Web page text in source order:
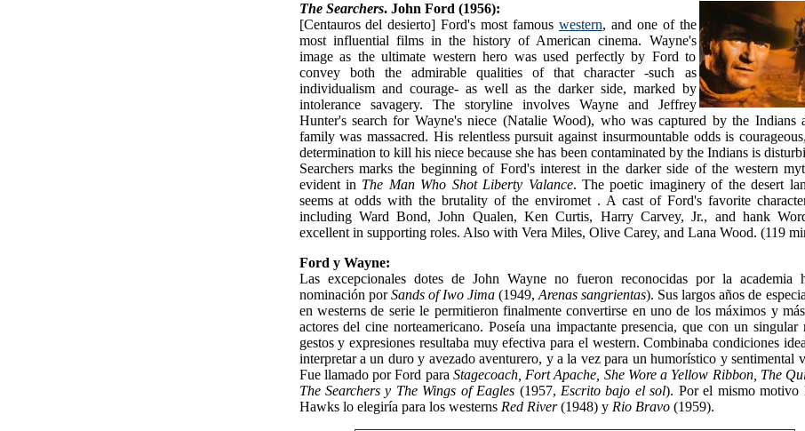
The Searchers. John Ford (1956):
[Centauros del desierto] Ford's most famous western, and one of the
most influential films in the history of American cinema. Wayne's
image as the ultimate western hero was used perfectly by Ford to
convey both the admirable qualities of that character -such as
individualism and courage- as well as the darker side, marked by
intolerance savagery. The storyline involves Wayne and Jeffrey
Hunter's search for Wayne's niece (Natalie Wood), who was captured by the Indians
family was massacred. His relentless pursuit against insurmountable odds is
determination to kill his niece because she has been contaminated by the Indians is
Searchers marks the beginning of Ford's interest in the darker side of the western
evident in The Man Who Shot Liberty Valance. The poetic imaginery of the desert
seems at odds with the brutality of the enviromet . A cast of Ford's favorite
including Ward Bond, John Qualen, Ken Curtis, Harry Carvey, Jr., and hank
excellent in supporting roles. Also with Vera Miles, Olive Carey, and Lana Wood. (119
Ford y Wayne:
Las excepcionales dotes de John Wayne no fueron reconocidas por la academia
nominación porSands of Iwo Jima(1949,Arenas sangrientas). Sus largos años de
en westerns de serie le permitieron finalmente convertirse en uno de los máximos y
actores del cine norteamericano. Poseía una impactante presencia, que con un singular
gestos y expresiones resultaba muy efectiva para el western. Combinaba condiciones
interpretar a un duro y avezado aventurero, y a la vez para un humorístico y sentimental
Fue llamado por Ford para Stagecoach, Fort Apache, She Wore a Yellow Ribbon, The
The Searchers y The Wings of Eagles (1957, Escrito bajo el sol). Por el mismo motivo
Hawks lo elegiría para los westerns Red River(1948) y Rio Bravo(1959).